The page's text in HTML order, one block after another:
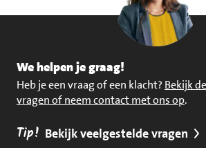
We helpen je graag!
Heb je een vraag of een klacht? Bekijk
vragen of neem contact met ons op.
Tip! Bekijk veelgestelde vragen